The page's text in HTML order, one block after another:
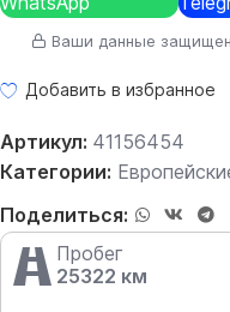
Ваши данные
Добавить в избранное
Артикул: 41156454
Категории:
Поделиться:
Пробег
25322 км